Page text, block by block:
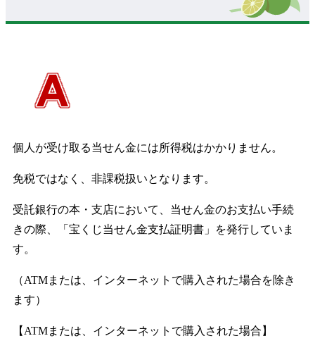
個人が受け取る当せん金には所得税はかかりません。
免税ではなく、非課税扱いとなります。
受託銀行の本・支店において、当せん金のお支払い手続
きの際、「宝くじ当せん金支払証明書」を発行していま
す。
（ATMまたは、インターネットで購入された場合を除き
ます）
【ATMまたは、インターネットで購入された場合】